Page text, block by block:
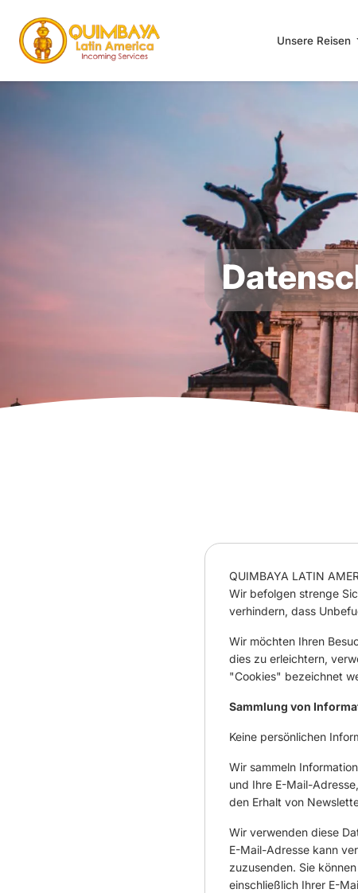
Unsere Reisen
QUIMBAYA LATIN
Wir befolgen strenge
verhindern, dass
Wir möchten Ihren
dies zu erleichtern,
"Cookies" bezeichnet
Sammlung von
Keine persönlichen
Wir sammeln
und Ihre E-Mail-
den Erhalt von
Wir verwenden diese
E-Mail-Adresse kann
zuzusenden. Sie
einschließlich Ihrer E-